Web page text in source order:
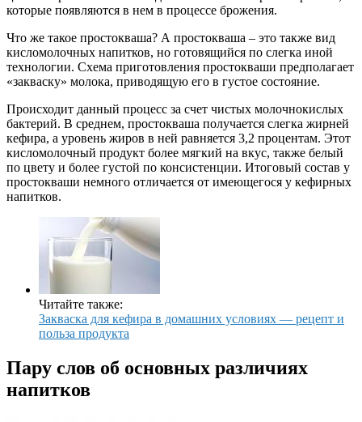
которые появляются в нем в процессе брожения.
Что же такое простокваша? А простокваша – это также вид
кисломолочных напитков, но готовящийся по слегка иной
технологии. Схема приготовления простокваши предполагает
«закваску» молока, приводящую его в густое состояние.
Происходит данный процесс за счет чистых молочнокислых
бактерий. В среднем, простокваша получается слегка жирней
кефира, а уровень жиров в ней равняется 3,2 процентам. Этот
кисломолочный продукт более мягкий на вкус, также белый
по цвету и более густой по консистенции. Итоговый состав у
простокваши немного отличается от имеющегося у кефирных
напитков.
Читайте также:
Закваска для кефира в домашних условиях — рецепт и
польза продукта
Пару слов об основных различиях
напитков